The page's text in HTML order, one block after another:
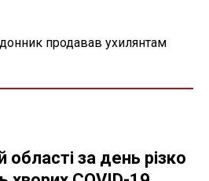
продавав ухилянтам
за день різко